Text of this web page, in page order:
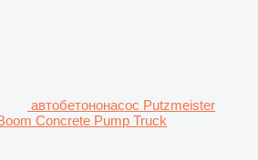
автобетононасос Putzmeister
Concrete Pump Truck